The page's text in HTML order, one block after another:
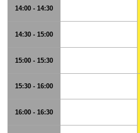
14:00 - 14:30
14:30 - 15:00
15:00 - 15:30
15:30 - 16:00
16:00 - 16:30